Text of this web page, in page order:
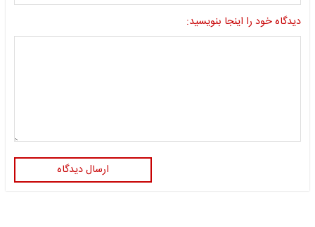
دیدگاه خود را اینجا بنویسید:
ارسال دیدگاه